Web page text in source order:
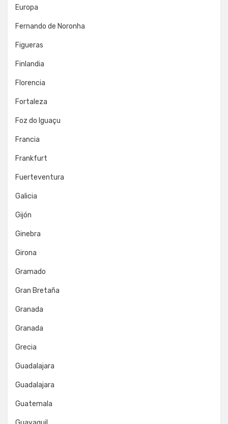
Europa
Fernando de Noronha
Figueras
Finlandia
Florencia
Fortaleza
Foz do Iguaçu
Francia
Frankfurt
Fuerteventura
Galicia
Gijón
Ginebra
Girona
Gramado
Gran Bretaña
Granada
Granada
Grecia
Guadalajara
Guadalajara
Guatemala